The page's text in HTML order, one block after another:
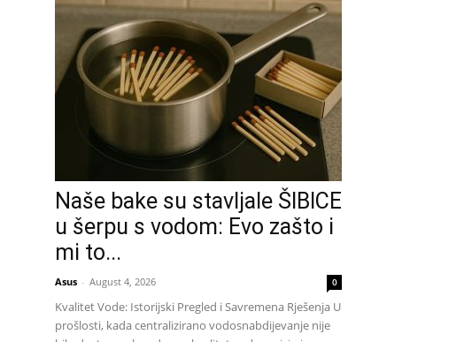
Naše bake su stavljale ŠIBICE
u šerpu s vodom: Evo zašto i
mi to...
Asus - August 4, 2026 0
Kvalitet Vode: Istorijski Pregled i Savremena Rješenja U
prošlosti, kada centralizirano vodosnabdijevanje nije